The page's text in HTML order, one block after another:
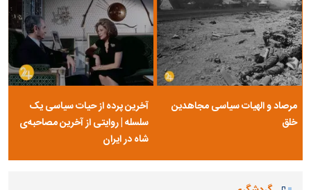
مرصاد و الهیات سیاسی مجاهدین
خلق
آخرین پرده از حیات سیاسی یک
سلسله | روایتی از آخرین مصاحبه‌ی
شاه در ایران